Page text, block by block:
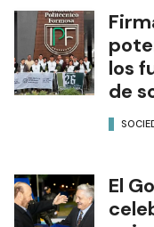
los
de
El